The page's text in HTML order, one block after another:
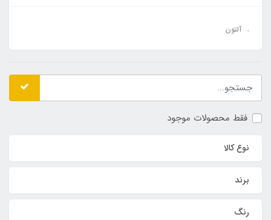
آلتون
فقط محصولات موجود
نوع کالا
برند
رنگ